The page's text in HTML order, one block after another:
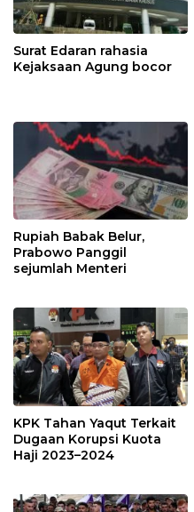
Surat Edaran rahasia
Kejaksaan Agung bocor
Rupiah Babak Belur,
Prabowo Panggil
sejumlah Menteri
KPK Tahan Yaqut Terkait
Dugaan Korupsi Kuota
Haji 2023–2024